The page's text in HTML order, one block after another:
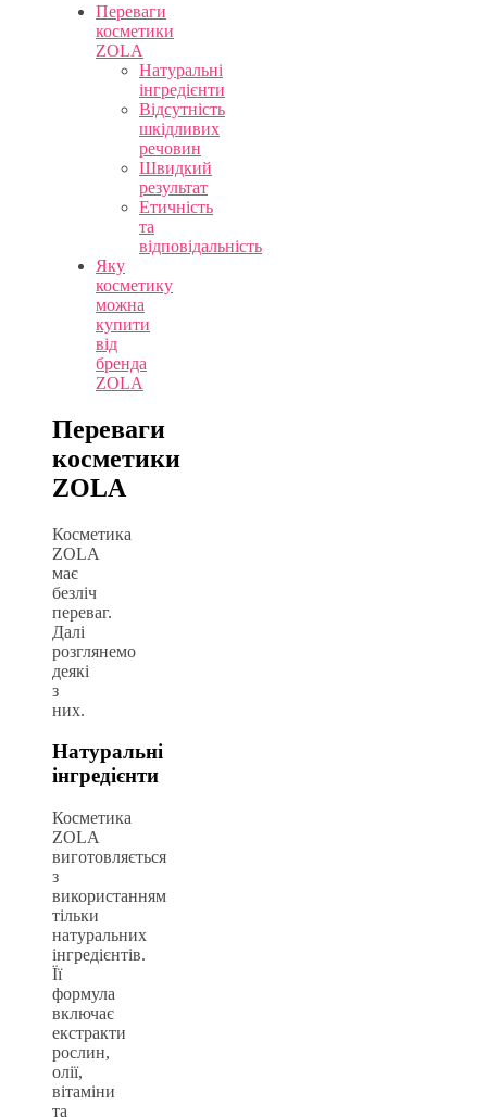
Переваги
косметики
ZOLA
Натуральні
інгредієнти
Відсутність
шкідливих
речовин
Швидкий
результат
Етичність
та
відповідальність
Яку
косметику
можна
купити
від
бренда
ZOLA
Переваги
косметики
ZOLA
Косметика
ZOLA
має
безліч
переваг.
Далі
розглянемо
деякі
з
них.
Натуральні
інгредієнти
Косметика
ZOLA
виготовляється
з
використанням
тільки
натуральних
інгредієнтів.
Її
формула
включає
екстракти
рослин,
олії,
вітаміни
та